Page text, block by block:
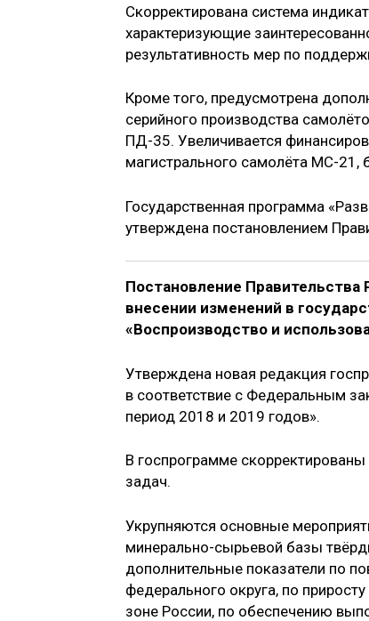
Скорректирована система
характеризующие
результативность мер по
Кроме того, предусмотрена
серийного производства
ПД-35. Увеличивается
магистрального самолёта МС-21,
Государственная программа
утверждена постановлением
Постановление
внесении изменений в
«Воспроизводство и
Утверждена новая редакция
в соответствие с Федеральным
период 2018 и 2019 годов».
В госпрограмме
задач.
Укрупняются основные
минерально-сырьевой базы
дополнительные показатели по
федерального округа, по
зоне России, по обеспечению